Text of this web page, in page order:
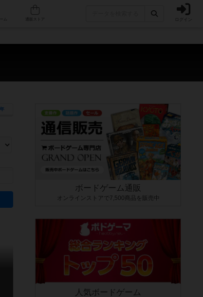
人気ボードゲーム ログイン
ニュアルを読む時間や参加者へのルール説明時間は含まれていないため、初めて
、中世ファンタジー・クッキング・海賊同士の対決など、ゲームコンセプトを絞
ゲームに慣れている方向けの絞込機能です。例えば「ダイスロール」はランダ
ボードゲーム通販
オンラインストアで7,500商品を販売中
人気ボードゲーム